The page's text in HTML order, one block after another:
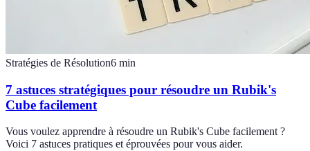
Stratégies de Résolution6 min
7 astuces stratégiques pour résoudre un Rubik's
Cube facilement
Vous voulez apprendre à résoudre un Rubik's Cube facilement ?
Voici 7 astuces pratiques et éprouvées pour vous aider.